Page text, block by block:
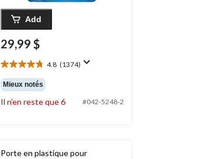
Add
29,99 $
4.8 (1374)
4.8
étoile(s)
sur
5.
Mieux notés
Il n’en reste que 6 #042-5248-2
Porte en plastique pour